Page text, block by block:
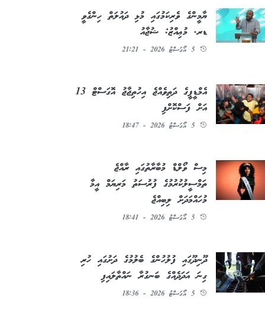
ޔާމީންގެ ވެރިކަމުގައި މުޅި ދައުލަތް ހިންގެވީ
ޑރ. މުޢިއްޒު: ޝުޖާއު
5 އޯގަސްޓު 2026 - 21:21
އެމްޑީޕީގެ ދަތިވެއްޖެ އިހުތިޖާޖު އޮގަސްޓް 13
އަށް ފަސްކޮށްފި
5 އޯގަސްޓު 2026 - 18:47
މިސް ވޯލްޑް މުބާރާތުގައި ރާއްޖެ
ތަމްސީލުކުރުމުގެ ފުރުސަތު މަރިޔަމް އީމާ
މުހައްމަދަށް ލިބިއްޖެ
5 އޯގަސްޓު 2026 - 18:41
ދޫނިދޫގައި ފުލުހުންގެ ބެލުމުގެ ދަށުގައި ހުރި
ގިނަ އަދަދެއްގެ ބަނގުރާ ނައްތާލައިފި
5 އޯގަސްޓު 2026 - 18:36